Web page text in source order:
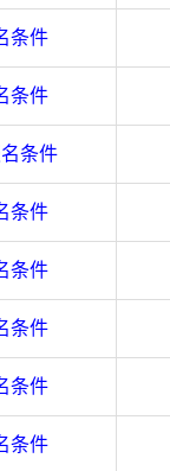
条件
条件
条件
条件
条件
条件
条件
条件